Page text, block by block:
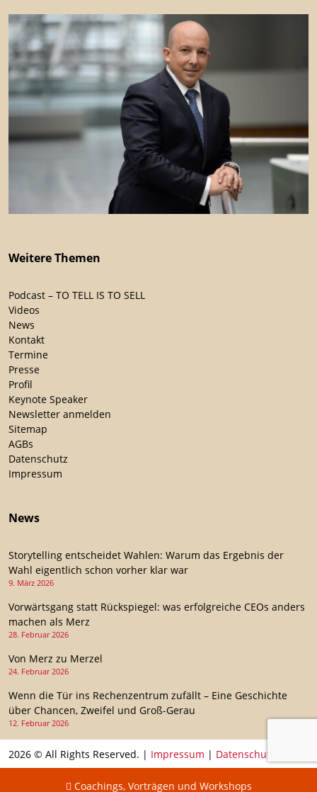
Weitere Themen
Podcast – TO TELL IS TO SELL
Videos
News
Kontakt
Termine
Presse
Profil
Keynote Speaker
Newsletter anmelden
Sitemap
AGBs
Datenschutz
Impressum
News
Storytelling entscheidet Wahlen: Warum das Ergebnis der
Wahl eigentlich schon vorher klar war
9. März 2026
Vorwärtsgang statt Rückspiegel: was erfolgreiche CEOs anders
machen als Merz
28. Februar 2026
Von Merz zu Merzel
24. Februar 2026
Wenn die Tür ins Rechenzentrum zufällt – Eine Geschichte
über Chancen, Zweifel und Groß-Gerau
12. Februar 2026
2026 © All Rights Reserved. | Impressum | Datenschutz
Coachings, Vorträgen und Workshops